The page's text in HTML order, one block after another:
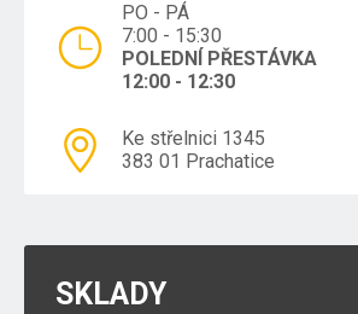
PO - PÁ
7:00 - 15:30
POLEDNÍ PŘESTÁVKA
12:00 - 12:30
Ke střelnici 1345
383 01 Prachatice
SKLADY